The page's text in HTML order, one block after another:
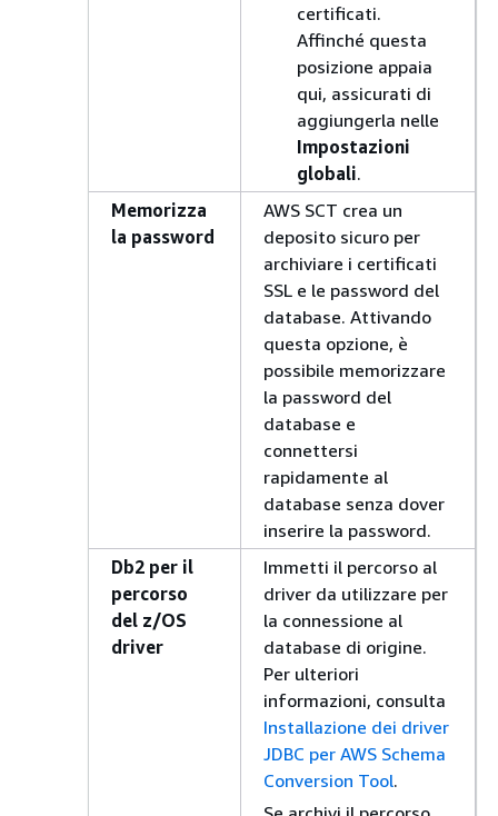
certificati.
Affinché questa
posizione appaia
qui, assicurati di
aggiungerla nelle
Impostazioni
globali.
Memorizza
la password
AWS SCT crea un
deposito sicuro per
archiviare i certificati
SSL e le password del
database. Attivando
questa opzione, è
possibile memorizzare
la password del
database e
connettersi
rapidamente al
database senza dover
inserire la password.
Db2 per il
percorso
del z/OS
driver
Immetti il percorso al
driver da utilizzare per
la connessione al
database di origine.
Per ulteriori
informazioni, consulta
Installazione dei driver
JDBC per AWS Schema
Conversion Tool.